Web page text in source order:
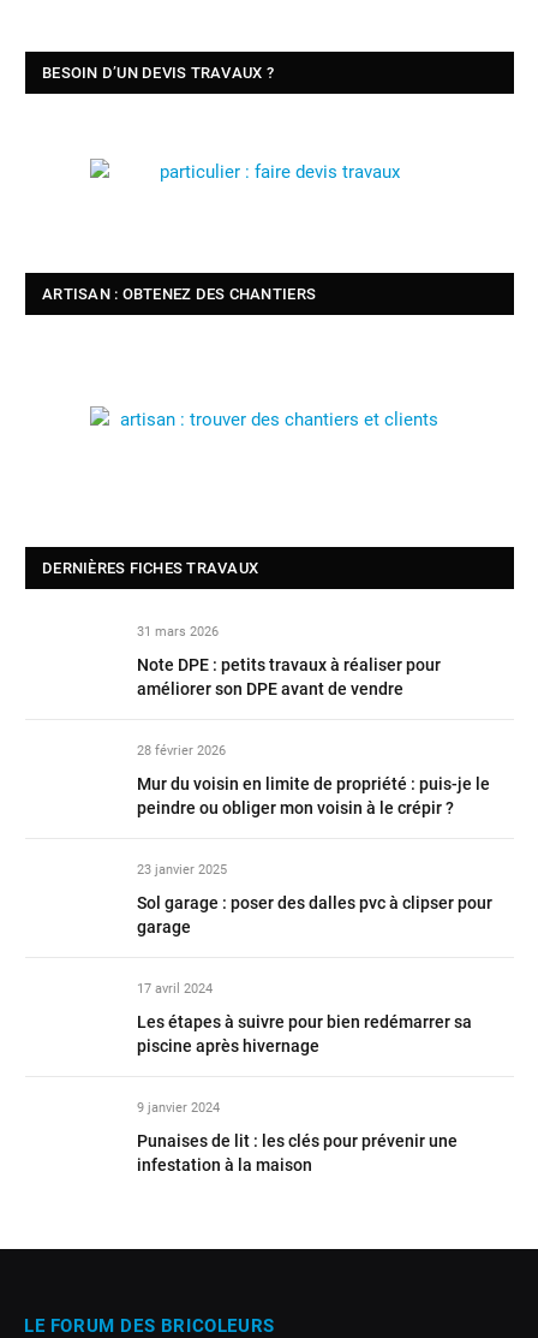
BESOIN D’UN DEVIS TRAVAUX ?
ARTISAN : OBTENEZ DES CHANTIERS
DERNIÈRES FICHES TRAVAUX
31 mars 2026
Note DPE : petits travaux à réaliser pour
améliorer son DPE avant de vendre
28 février 2026
Mur du voisin en limite de propriété : puis-je le
peindre ou obliger mon voisin à le crépir ?
23 janvier 2025
Sol garage : poser des dalles pvc à clipser pour
garage
17 avril 2024
Les étapes à suivre pour bien redémarrer sa
piscine après hivernage
9 janvier 2024
Punaises de lit : les clés pour prévenir une
infestation à la maison
LE FORUM DES BRICOLEURS